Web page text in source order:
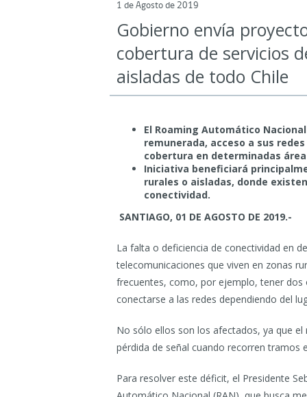
1 de Agosto de 2019
Gobierno envía
cobertura de servicios
aisladas de todo Chile
El Roaming Automático
remunerada, acceso a sus
cobertura en determinadas
Iniciativa beneficiará
rurales o aisladas, donde
conectividad.
SANTIAGO, 01 DE AGOSTO DE 2019.-
La falta o deficiencia de conectividad en
telecomunicaciones que viven en zonas
frecuentes, como, por ejemplo, tener
conectarse a las redes dependiendo del
No sólo ellos son los afectados, ya que
pérdida de señal cuando recorren tramos
Para resolver este déficit, el Presidente